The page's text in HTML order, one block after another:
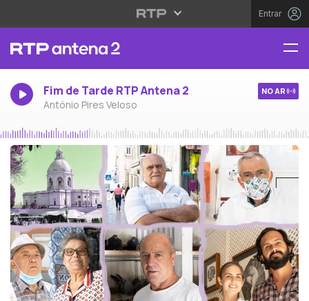
Entrar
Fim de Tarde RTP Antena 2
António Pires Veloso
NO AR